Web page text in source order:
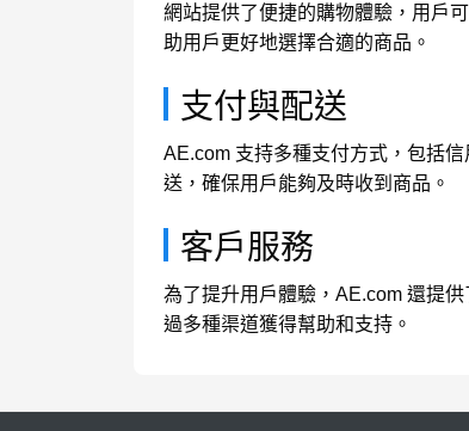
網站提供了便捷的購物體驗，用戶
助用戶更好地選擇合適的商品。
支付與配送
AE.com 支持多種支付方式，包括
送，確保用戶能夠及時收到商品。
客戶服務
為了提升用戶體驗，AE.com 還提
過多種渠道獲得幫助和支持。